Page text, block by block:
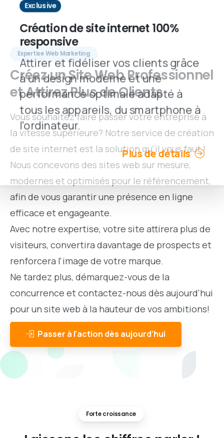
Exclusive
Création de site internet 100%
responsive
Attirer et fidéliser vos clients grâce
à un design moderne et une
performance optimale adapté à
tous les appareils, du smartphone à
l'ordinateur.
Plus de détails
Expertise Web Marketing
CréezunSiteWeb Professionnel
etAttirezPlusdeClients
Vous souhaitez faire passer votre entreprise à
la vitesse supérieure? Notre service de création
de site internet est la solution qu'il vous faut !
Nous concevons des sites web sur mesure,
modernes et optimisés pour le référencement,
afin de vous garantir une présence en ligne
efficace et engageante.
Avec notre expertise, votre site attirera plus de
visiteurs, convertira davantage de prospects et
renforcera l'image de votre marque.
Ne tardez plus, démarquez-vous de la
concurrence et contactez-nous dès aujourd'hui
pour un site web à la hauteur de vos ambitions!
Passer à l'action dès aujourd'hui
Forte croissance